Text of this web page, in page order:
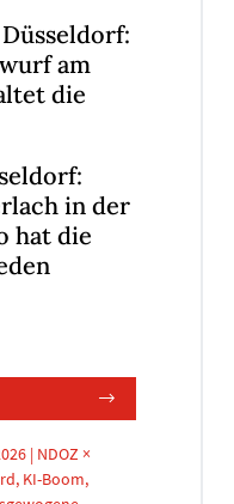
am
die
in der
hat die
| NDOZ ×
KI-Boom,